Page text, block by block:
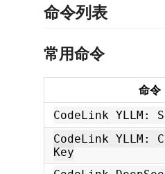
命令列表
常用命令
命令
CodeLink YLLM:
CodeLink YLLM:
Key